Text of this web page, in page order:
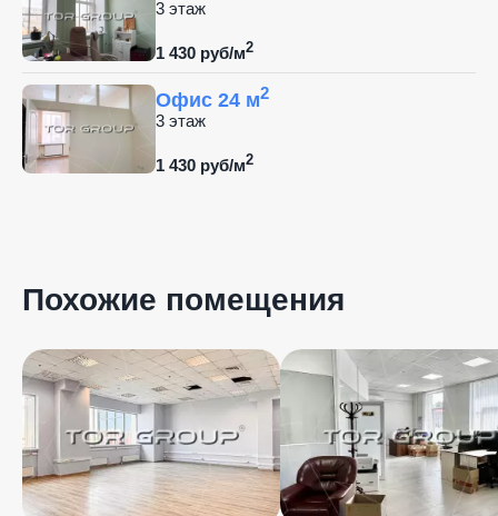
3 этаж
1 430 руб/м2
Офис 24 м2
3 этаж
1 430 руб/м2
Похожие помещения